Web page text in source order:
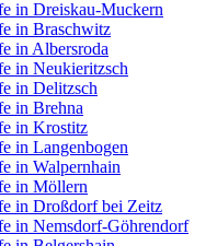
in Dreiskau-Muckern
in Braschwitz
in Albersroda
in Neukieritzsch
in Delitzsch
in Brehna
in Krostitz
in Langenbogen
in Walpernhain
in Möllern
in Droßdorf bei Zeitz
in Nemsdorf-Göhrendorf